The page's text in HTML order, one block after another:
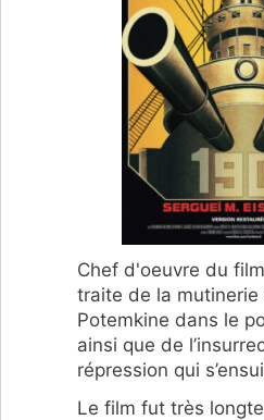
Chef d'oeuvre du
traite de la mutinerie
Potemkine dans le
ainsi que de
répression qui
Le film fut très